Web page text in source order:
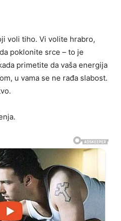
voli tiho. Vi volite hrabro,
poklonite srce – to je
primetite da vaša energija
u vama se ne rađa slabost.